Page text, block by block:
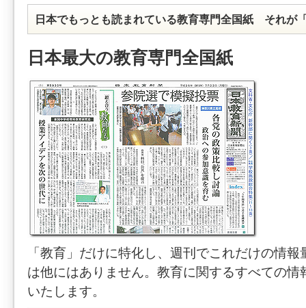
日本でもっとも読まれている教育専門全国紙 それが
日本最大の教育専門全国紙
「教育」だけに特化し、週刊でこれだけの情
は他にはありません。教育に関するすべての情
いたします。